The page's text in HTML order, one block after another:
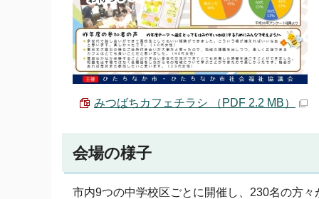
みつばちカフェチラシ （PDF 2.2 MB）
会場の様子
市内9つの中学校区ごとに開催し、230名の方々